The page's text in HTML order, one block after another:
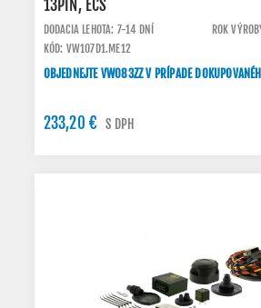
13PIN, ECS
DODACIA LEHOTA: 7-14 DNÍ
ROK
KÓD: VW107D1.ME12
OBJEDNEJTE VW083ZZ V PRÍPADE
233,20 € S DPH